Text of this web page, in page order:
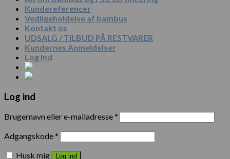
Kundereferencer
Vedligeholdelse af bambus
Kontakt os
UDSALG / TILBUD PÅ RESTVARER
Kundernes Anmeldelser
Log ind
Log ind
Brugernavn eller e-mailadresse*
Adgangskode*
Husk mig
Log ind